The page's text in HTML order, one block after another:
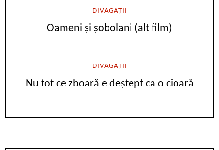
DIVAGAȚII
Oameni și șobolani (alt film)
DIVAGAȚII
Nu tot ce zboară e deștept ca o cioară